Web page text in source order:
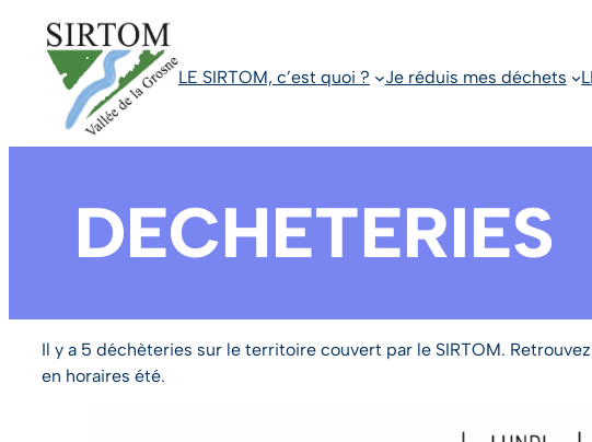
contenu
LE SIRTOM, c’est quoi ? Je réduis mes déchets
DECHETERIES
Il y a 5 déchèteries sur le territoire couvert par le SIRTOM.
en horaires été.